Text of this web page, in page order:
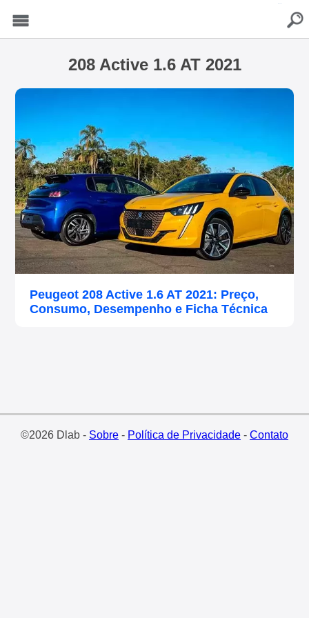
208 Active 1.6 AT 2021
Peugeot 208 Active 1.6 AT 2021: Preço,
Consumo, Desempenho e Ficha Técnica
©2026 Dlab - Sobre- Política de Privacidade- Contato